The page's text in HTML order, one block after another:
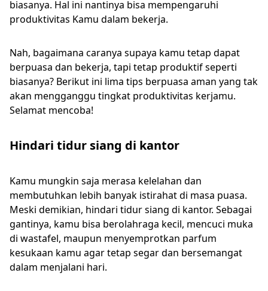
biasanya. Hal ini nantinya bisa mempengaruhi
produktivitas Kamu dalam bekerja.
Nah, bagaimana caranya supaya kamu tetap dapat
berpuasa dan bekerja, tapi tetap produktif seperti
biasanya? Berikut ini lima tips berpuasa aman yang tak
akan mengganggu tingkat produktivitas kerjamu.
Selamat mencoba!
Hindari tidur siang di kantor
Kamu mungkin saja merasa kelelahan dan
membutuhkan lebih banyak istirahat di masa puasa.
Meski demikian, hindari tidur siang di kantor. Sebagai
gantinya, kamu bisa berolahraga kecil, mencuci muka
di wastafel, maupun menyemprotkan parfum
kesukaan kamu agar tetap segar dan bersemangat
dalam menjalani hari.